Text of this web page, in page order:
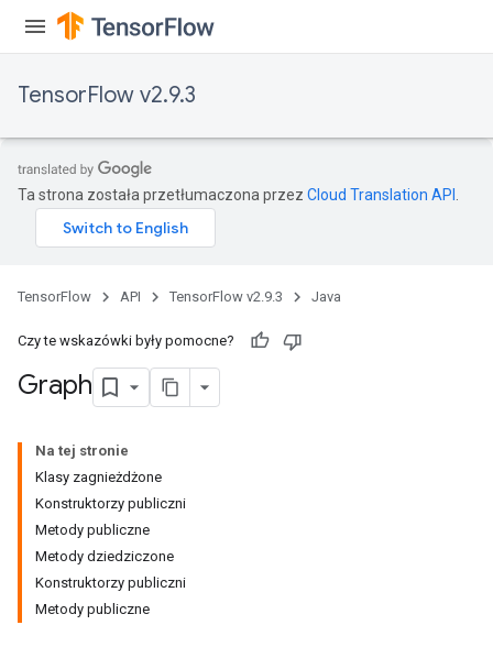
TensorFlow v2.9.3
Ta strona została przetłumaczona przez Cloud Translation API
TensorFlow API TensorFlow v2.9.3 Java
Czy te wskazówki były pomocne?
Graph
Na tej stronie
Klasy zagnieżdżone
Konstruktorzy publiczni
Metody publiczne
Metody dziedziczone
Konstruktorzy publiczni
Metody publiczne